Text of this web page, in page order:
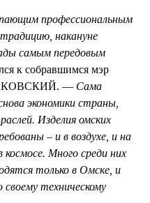
профессиональным
накануне
самым передовым
к собравшимся мэр
— Сама
экономики страны,
Изделия омских
– и в воздухе, и на
космосе. Много среди них
только в Омске, и
техническому